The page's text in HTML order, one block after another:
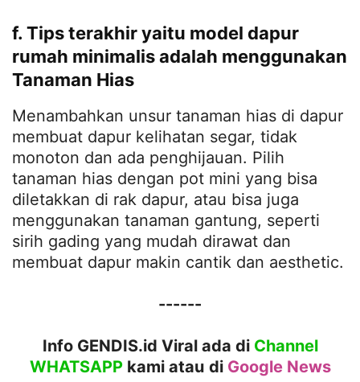
f. Tips terakhir yaitu model dapur
rumah minimalis adalah menggunakan
Tanaman Hias
Menambahkan unsur tanaman hias di dapur
membuat dapur kelihatan segar, tidak
monoton dan ada penghijauan. Pilih
tanaman hias dengan pot mini yang bisa
diletakkan di rak dapur, atau bisa juga
menggunakan tanaman gantung, seperti
sirih gading yang mudah dirawat dan
membuat dapur makin cantik dan aesthetic.
------
Info GENDIS.id Viral ada di Channel
WHATSAPPkami atau di Google News